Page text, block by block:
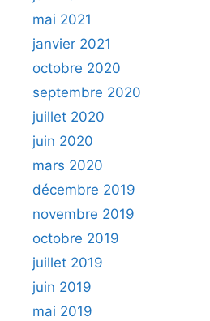
mai 2021
janvier 2021
octobre 2020
septembre 2020
juillet 2020
juin 2020
mars 2020
décembre 2019
novembre 2019
octobre 2019
juillet 2019
juin 2019
mai 2019